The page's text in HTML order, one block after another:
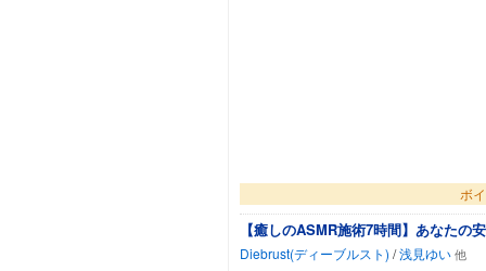
ボ
【癒しのASMR施術7時間】あなた
Diebrust(ディーブルスト) /浅見ゆい